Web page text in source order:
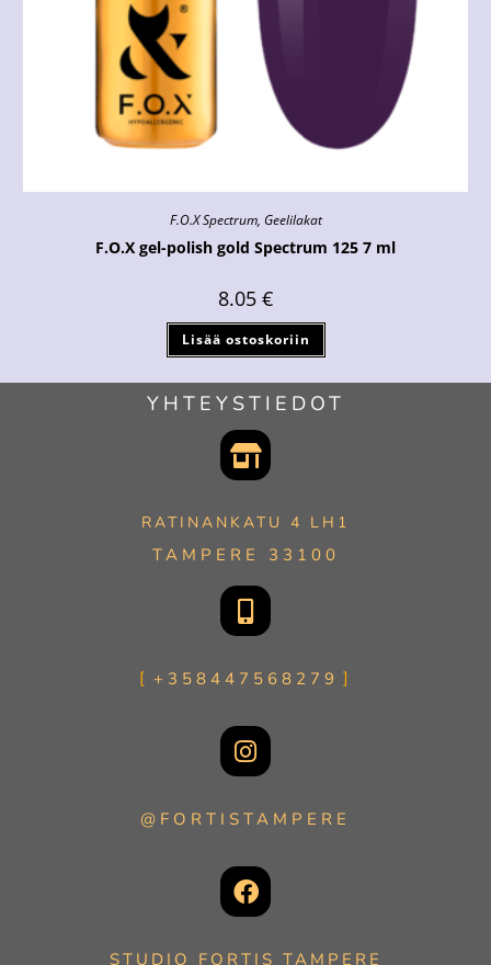
F.O.X Spectrum, Geelilakat
F.O.X gel-polish gold Spectrum 125 7 ml
8.05 €
Lisää ostoskoriin
YHTEYSTIEDOT
RATINANKATU 4 LH1
TAMPERE 33100
+358447568279
@FORTISTAMPERE
STUDIO FORTIS TAMPERE